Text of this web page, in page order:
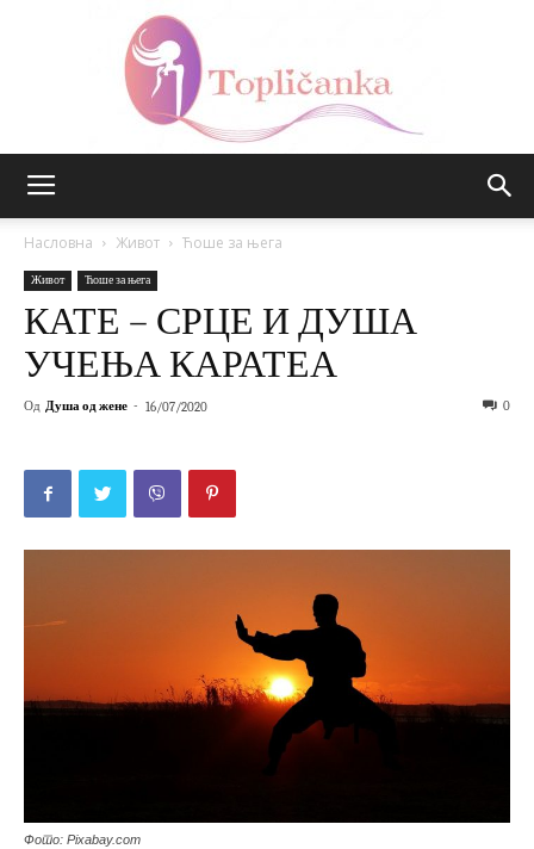
Насловна Живот Ћоше за њега
Живот Ћоше за њега
КАТЕ – СРЦЕ И ДУША
УЧЕЊА КАРАТЕА
Од Душа од жене - 16/07/2020 0
Фото: Pixabay.com